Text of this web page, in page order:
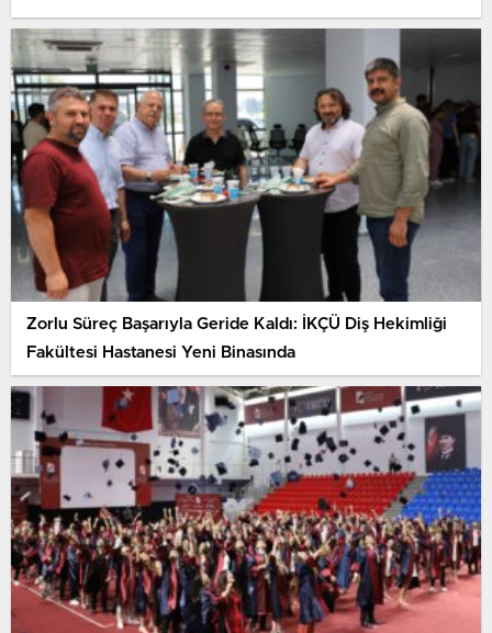
Zorlu Süreç Başarıyla Geride Kaldı: İKÇÜ Diş Hekimliği
Fakültesi Hastanesi Yeni Binasında